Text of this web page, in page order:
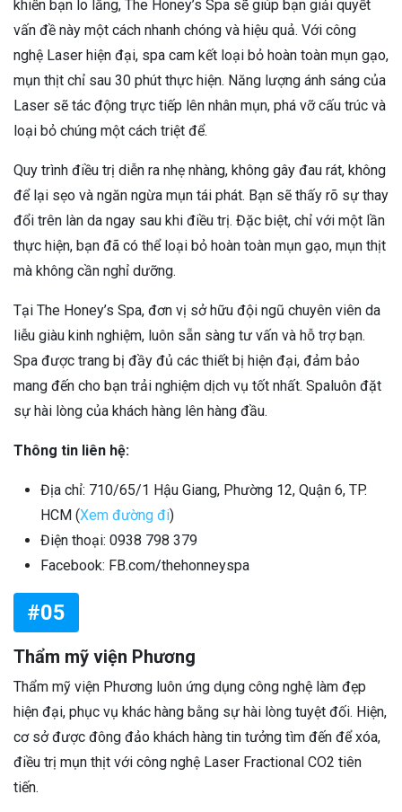
khiến bạn lo lắng, The Honey’s Spa sẽ giúp bạn giải quyết
vấn đề này một cách nhanh chóng và hiệu quả. Với công
nghệ Laser hiện đại, spa cam kết loại bỏ hoàn toàn mụn gạo,
mụn thịt chỉ sau 30 phút thực hiện. Năng lượng ánh sáng của
Laser sẽ tác động trực tiếp lên nhân mụn, phá vỡ cấu trúc và
loại bỏ chúng một cách triệt để.
Quy trình điều trị diễn ra nhẹ nhàng, không gây đau rát, không
để lại sẹo và ngăn ngừa mụn tái phát. Bạn sẽ thấy rõ sự thay
đổi trên làn da ngay sau khi điều trị. Đặc biệt, chỉ với một lần
thực hiện, bạn đã có thể loại bỏ hoàn toàn mụn gạo, mụn thịt
mà không cần nghỉ dưỡng.
Tại The Honey’s Spa, đơn vị sở hữu đội ngũ chuyên viên da
liễu giàu kinh nghiệm, luôn sẵn sàng tư vấn và hỗ trợ bạn.
Spa được trang bị đầy đủ các thiết bị hiện đại, đảm bảo
mang đến cho bạn trải nghiệm dịch vụ tốt nhất. Spaluôn đặt
sự hài lòng của khách hàng lên hàng đầu.
Thông tin liên hệ:
Địa chỉ: 710/65/1 Hậu Giang, Phường 12, Quận 6, TP.
HCM (Xem đường đi)
Điện thoại: 0938 798 379
Facebook: FB.com/thehonneyspa
#05
Thẩm mỹ viện Phương
Thẩm mỹ viện Phương luôn ứng dụng công nghệ làm đẹp
hiện đại, phục vụ khác hàng bằng sự hài lòng tuyệt đối. Hiện,
cơ sở được đông đảo khách hàng tin tưởng tìm đến để xóa,
điều trị mụn thịt với công nghệ Laser Fractional CO2 tiên
tiến.